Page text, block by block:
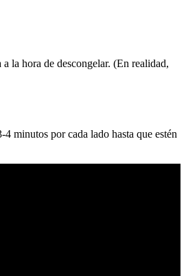
la hora de descongelar. (En realidad,
minutos por cada lado hasta que estén